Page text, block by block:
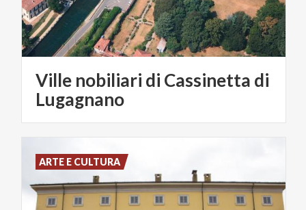
Ville nobiliari di Cassinetta di
Lugagnano
ARTE E CULTURA